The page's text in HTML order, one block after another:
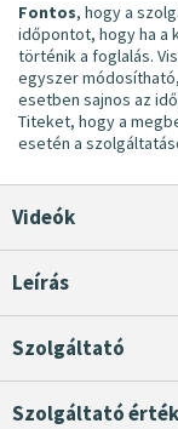
Fontos, hogy a
időpontot, hogy ha a
történik a foglalás.
egyszer
esetben sajnos az
Titeket, hogy a
esetén a
Videók
Leírás
Szolgáltató
Szolgáltató